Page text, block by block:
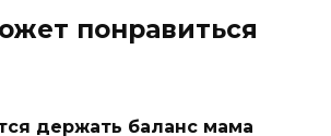
понравиться
держать баланс мама